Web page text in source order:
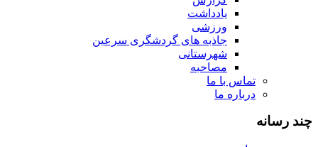
یادداشت
ورزشی
جاذبه های گردشگری سرعین
شهرستانی
مصاحبه
تماس با ما
درباره ما
چند رسانه